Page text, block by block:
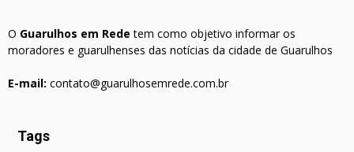
O Guarulhos em Rede tem como objetivo informar os
moradores e guarulhenses das notícias da cidade de Guarulhos
E-mail: contato@guarulhosemrede.com.br
Tags